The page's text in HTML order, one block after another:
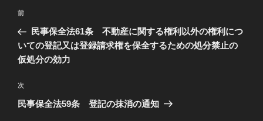
投
ナ
ビ
ー
シ
過
去
の
投
前
民事保全法61条 不動産に関する権利以外の権利につ
いての登記又は登録請求権を保全するための処分禁止の
仮処分の効力
次
の
次
民事保全法59条 登記の抹消の通知